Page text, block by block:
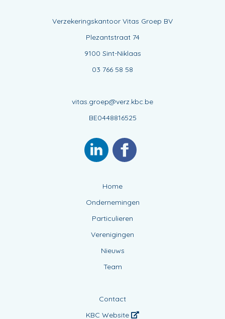
Verzekeringskantoor Vitas Groep BV
Plezantstraat 74
9100 Sint-Niklaas
03 766 58 58
vitas.groep@verz.kbc.be
BE0448816525
Home
Ondernemingen
Particulieren
Verenigingen
Nieuws
Team
Contact
KBC Website